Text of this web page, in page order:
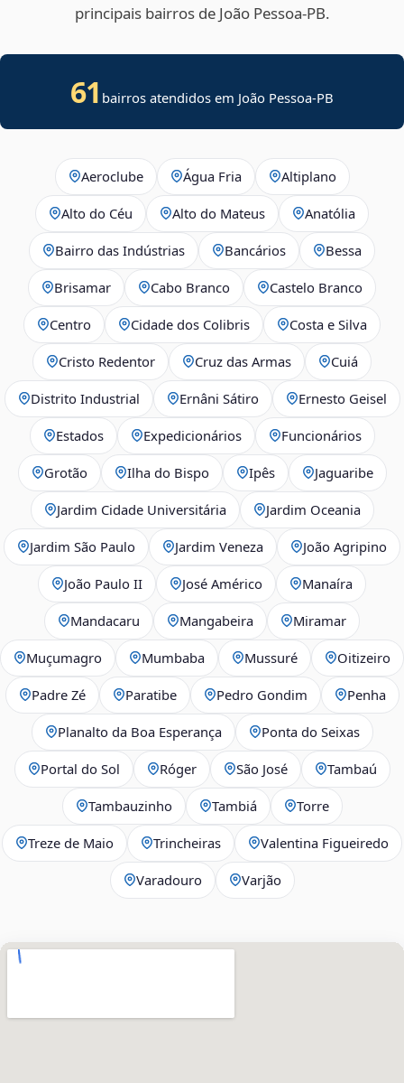
principais bairros de João Pessoa‑PB.
61 bairros atendidos em João Pessoa-PB
Aeroclube Água Fria Altiplano
Alto do Céu Alto do Mateus Anatólia
Bairro das Indústrias Bancários Bessa
Brisamar Cabo Branco Castelo Branco
Centro Cidade dos Colibris Costa e Silva
Cristo Redentor Cruz das Armas Cuiá
Distrito Industrial Ernâni Sátiro Ernesto Geisel
Estados Expedicionários Funcionários
Grotão Ilha do Bispo Ipês Jaguaribe
Jardim Cidade Universitária Jardim Oceania
Jardim São Paulo Jardim Veneza João Agripino
João Paulo II José Américo Manaíra
Mandacaru Mangabeira Miramar
Muçumagro Mumbaba Mussuré Oitizeiro
Padre Zé Paratibe Pedro Gondim Penha
Planalto da Boa Esperança Ponta do Seixas
Portal do Sol Róger São José Tambaú
Tambauzinho Tambiá Torre
Treze de Maio Trincheiras Valentina Figueiredo
Varadouro Varjão